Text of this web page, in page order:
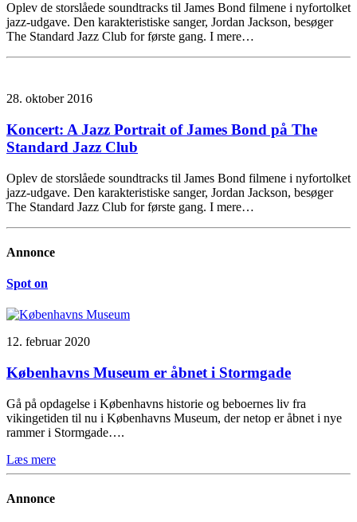
Oplev de storslåede soundtracks til James Bond filmene i nyfortolket
jazz-udgave. Den karakteristiske sanger, Jordan Jackson, besøger
The Standard Jazz Club for første gang. I mere…
28. oktober 2016
Koncert: A Jazz Portrait of James Bond på The
Standard Jazz Club
Oplev de storslåede soundtracks til James Bond filmene i nyfortolket
jazz-udgave. Den karakteristiske sanger, Jordan Jackson, besøger
The Standard Jazz Club for første gang. I mere…
Annonce
Spot on
12. februar 2020
Københavns Museum er åbnet i Stormgade
Gå på opdagelse i Københavns historie og beboernes liv fra
vikingetiden til nu i Københavns Museum, der netop er åbnet i nye
rammer i Stormgade….
Læs mere
Annonce